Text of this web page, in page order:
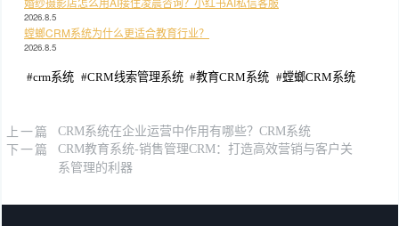
2026.8.5
螳螂CRM系统为什么更适合教育行业？
2026.8.5
#crm系统 #CRM线索管理系统 #教育CRM系统 #螳螂CRM系统
上一篇 CRM系统在企业运营中作用有哪些？CRM系统
下一篇
CRM教育系统-销售管理CRM：打造高效营销与客户关
系管理的利器